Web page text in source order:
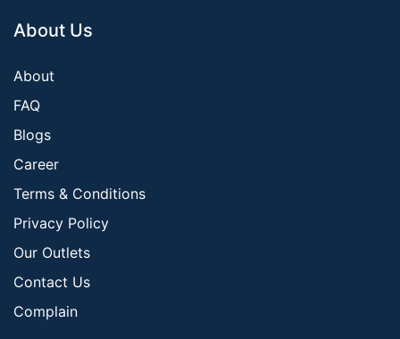
About Us
About
FAQ
Blogs
Career
Terms & Conditions
Privacy Policy
Our Outlets
Contact Us
Complain